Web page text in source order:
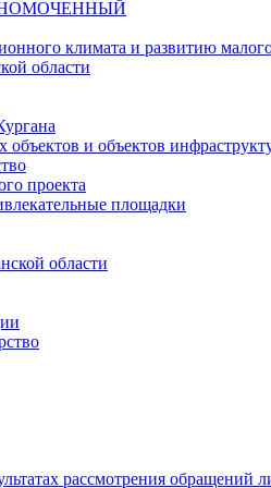
климата и развитию
области
и объектов
проекта
площадки
области
рассмотрения обращений